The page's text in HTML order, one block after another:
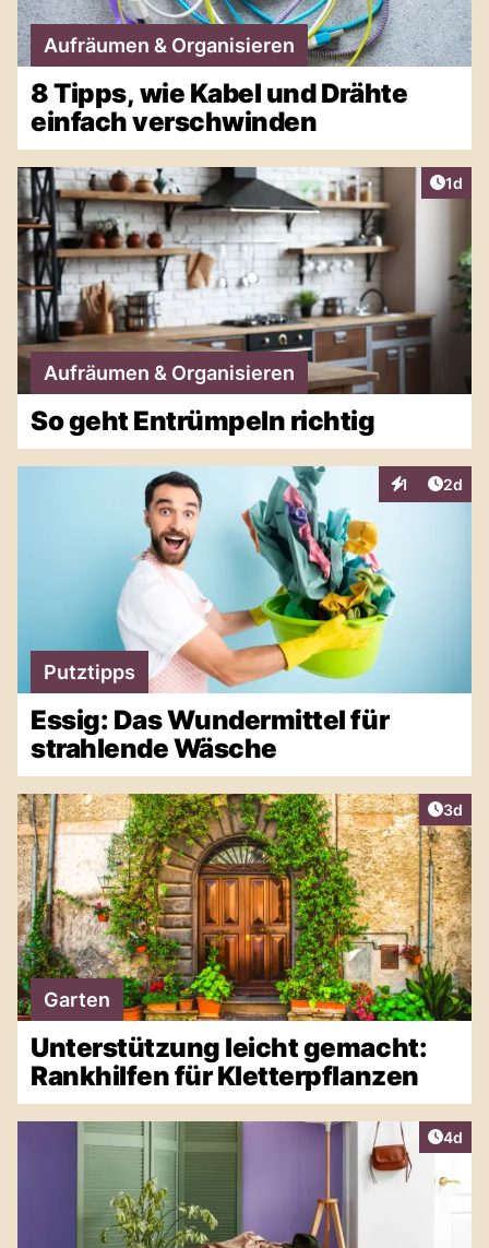
Aufräumen & Organisieren
8 Tipps, wie Kabel und Drähte
einfach verschwinden
1d
Aufräumen & Organisieren
So geht Entrümpeln richtig
1
Interaktionen
2d
Putztipps
Essig: Das Wundermittel für
strahlende Wäsche
3d
Garten
Unterstützung leicht gemacht:
Rankhilfen für Kletterpflanzen
4d